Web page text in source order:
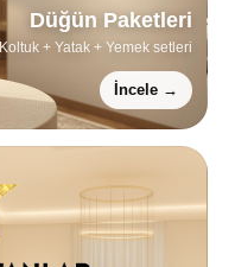
Düğün Paketleri
Koltuk + Yatak + Yemek setleri
İncele →